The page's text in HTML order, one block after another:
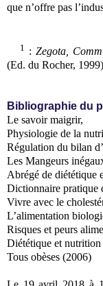
que n’offre pas
1 :Zegota,
(Ed. du Rocher,
Bibliographie du
Le savoir maigrir,
Physiologie de la
Régulation du bilan
Les Mangeurs
Abrégé de diététique
Dictionnaire pratique
Vivre avec le
L’alimentation
Risques et peurs
Diététique et
Tous obèses (2006)